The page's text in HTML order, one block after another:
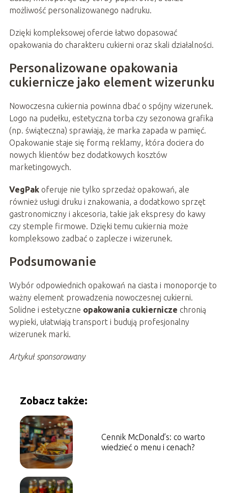
możliwość personalizowanego nadruku.
Dzięki kompleksowej ofercie łatwo dopasować
opakowania do charakteru cukierni oraz skali działalności.
Personalizowane opakowania
cukiernicze jako element wizerunku
Nowoczesna cukiernia powinna dbać o spójny wizerunek.
Logo na pudełku, estetyczna torba czy sezonowa grafika
(np. świąteczna) sprawiają, że marka zapada w pamięć.
Opakowanie staje się formą reklamy, która dociera do
nowych klientów bez dodatkowych kosztów
marketingowych.
VegPakoferuje nie tylko sprzedaż opakowań, ale
również usługi druku i znakowania, a dodatkowo sprzęt
gastronomiczny i akcesoria, takie jak ekspresy do kawy
czy stemple firmowe. Dzięki temu cukiernia może
kompleksowo zadbać o zaplecze i wizerunek.
Podsumowanie
Wybór odpowiednich opakowań na ciasta i monoporcje to
ważny element prowadzenia nowoczesnej cukierni.
Solidne i estetyczne opakowania cukiernicze chronią
wypieki, ułatwiają transport i budują profesjonalny
wizerunek marki.
Artykuł sponsorowany
Zobacz także:
Cennik McDonald’s: co warto
wiedzieć o menu i cenach?